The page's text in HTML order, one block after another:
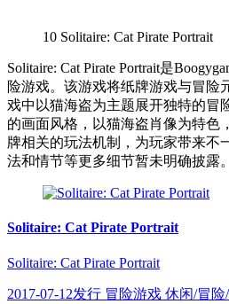
10 Solitaire: Cat Pirate Portrait
Solitaire: Cat Pirate Portrait是
险游戏。该游戏将纸牌游戏与冒险
戏中以猫海盗为主题展开独特的冒
的画面风格，以猫海盗肖像为特色
牌相关的玩法机制，为玩家带来不
法和情节等更多细节暂未明确披露。
Solitaire: Cat Pirate Portrait
Solitaire: Cat Pirate Portrait
2017-07-12发行 冒险游戏 休闲/冒